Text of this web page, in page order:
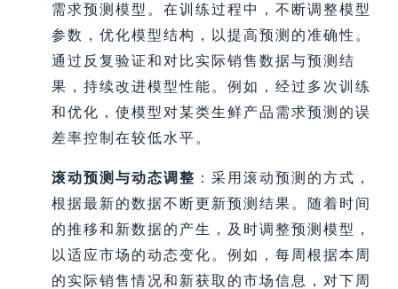
需求预测模型。在训练过程中，不断调整模型
参数，优化模型结构，以提高预测的准确性。
通过反复验证和对比实际销售数据与预测结
果，持续改进模型性能。例如，经过多次训练
和优化，使模型对某类生鲜产品需求预测的误
差率控制在较低水平。
滚动预测与动态调整 ：采用滚动预测的方式，
根据最新的数据不断更新预测结果。随着时间
的推移和新数据的产生，及时调整预测模型，
以适应市场的动态变化。例如，每周根据本周
的实际销售情况和新获取的市场信息，对下周